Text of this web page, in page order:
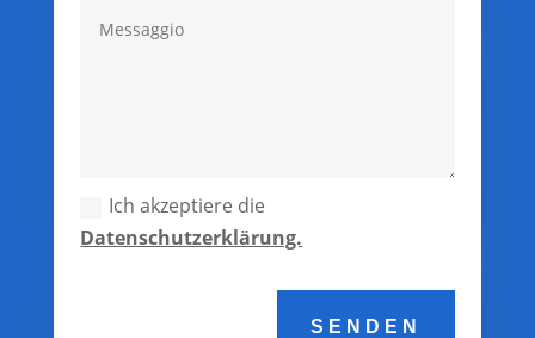
Ich akzeptiere die
Datenschutzerklärung.
SENDEN